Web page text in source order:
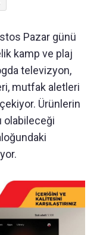
Pazar günü
kamp ve plaj
televizyon,
mutfak aletleri
Ürünlerin
olabileceği